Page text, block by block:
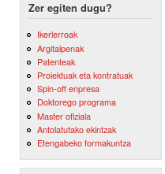
Zer egiten dugu?
Ikerlerroak
Argitalpenak
Patenteak
Proiektuak eta kontratuak
Spin-off enpresa
Doktorego programa
Master ofiziala
Antolatutako ekintzak
Etengabeko formakuntza